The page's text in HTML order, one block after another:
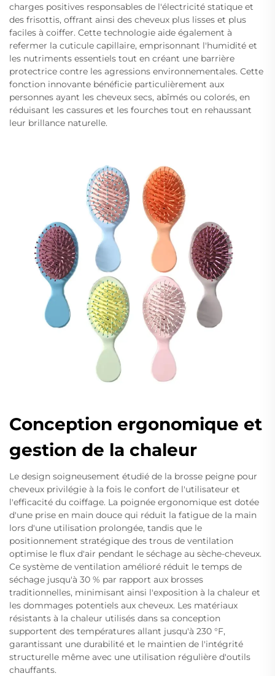
charges positives responsables de l'électricité statique et
des frisottis, offrant ainsi des cheveux plus lisses et plus
faciles à coiffer. Cette technologie aide également à
refermer la cuticule capillaire, emprisonnant l'humidité et
les nutriments essentiels tout en créant une barrière
protectrice contre les agressions environnementales. Cette
fonction innovante bénéficie particulièrement aux
personnes ayant les cheveux secs, abîmés ou colorés, en
réduisant les cassures et les fourches tout en rehaussant
leur brillance naturelle.
Conception ergonomique et
gestion de la chaleur
Le design soigneusement étudié de la brosse peigne pour
cheveux privilégie à la fois le confort de l'utilisateur et
l'efficacité du coiffage. La poignée ergonomique est dotée
d'une prise en main douce qui réduit la fatigue de la main
lors d'une utilisation prolongée, tandis que le
positionnement stratégique des trous de ventilation
optimise le flux d'air pendant le séchage au sèche-cheveux.
Ce système de ventilation amélioré réduit le temps de
séchage jusqu'à 30 % par rapport aux brosses
traditionnelles, minimisant ainsi l'exposition à la chaleur et
les dommages potentiels aux cheveux. Les matériaux
résistants à la chaleur utilisés dans sa conception
supportent des températures allant jusqu'à 230 °F,
garantissant une durabilité et le maintien de l'intégrité
structurelle même avec une utilisation régulière d'outils
chauffants.